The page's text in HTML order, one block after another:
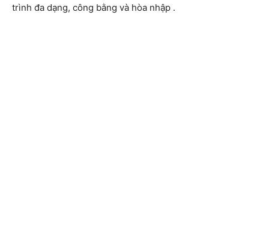
trình đa dạng, công bằng và hòa nhập .